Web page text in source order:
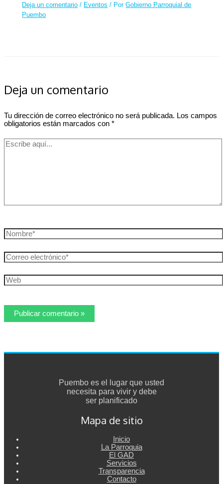
Deja un comentario / Eventos / PorGobierno Parroquial de
Puembo
Deja un comentario
Tu dirección de correo electrónico no será publicada. Los campos
obligatorios están marcados con *
Escribe
Nombre*
Correo
electrónico*
Web
Puembo es el lugar que usted
necesita para vivir y debe
ser planificado
Mapa de sitio
Inicio
La Parroquia
El GAD
Servicios
Transparencia
Contacto